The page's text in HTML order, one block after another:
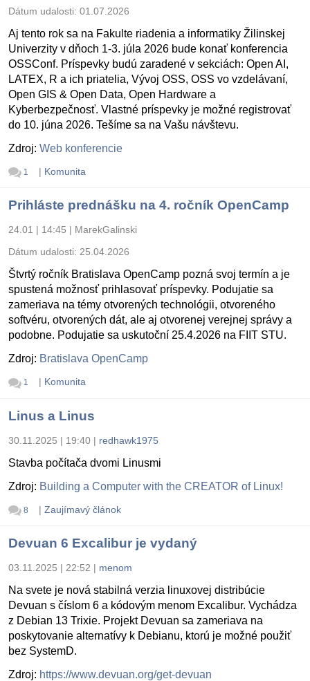
Dátum udalosti: 01.07.2026
Aj tento rok sa na Fakulte riadenia a informatiky Žilinskej
Univerzity v dňoch 1-3. júla 2026 bude konať konferencia
OSSConf. Príspevky budú zaradené v sekciách: Open AI,
LATEX, R a ich priatelia, Vývoj OSS, OSS vo vzdelávaní,
Open GIS & Open Data, Open Hardware a
Kyberbezpečnosť. Vlastné príspevky je možné registrovať
do 10. júna 2026. Tešíme sa na Vašu návštevu.
Zdroj: Web konferencie
1 | Komunita
Prihláste prednášku na 4. ročník OpenCamp
24.01 | 14:45 | MarekGalinski
Dátum udalosti: 25.04.2026
Štvrtý ročník Bratislava OpenCamp pozná svoj termín a je
spustená možnosť prihlasovať príspevky. Podujatie sa
zameriava na témy otvorených technológii, otvoreného
softvéru, otvorených dát, ale aj otvorenej verejnej správy a
podobne. Podujatie sa uskutoční 25.4.2026 na FIIT STU.
Zdroj: Bratislava OpenCamp
1 | Komunita
Linus a Linus
30.11.2025 | 19:40 | redhawk1975
Stavba počítača dvomi Linusmi
Zdroj: Building a Computer with the CREATOR of Linux!
8 | Zaujímavý článok
Devuan 6 Excalibur je vydaný
03.11.2025 | 22:52 | menom
Na svete je nová stabilná verzia linuxovej distribúcie
Devuan s číslom 6 a kódovým menom Excalibur. Vychádza
z Debian 13 Trixie. Projekt Devuan sa zameriava na
poskytovanie alternatívy k Debianu, ktorú je možné použiť
bez SystemD.
Zdroj: https://www.devuan.org/get-devuan